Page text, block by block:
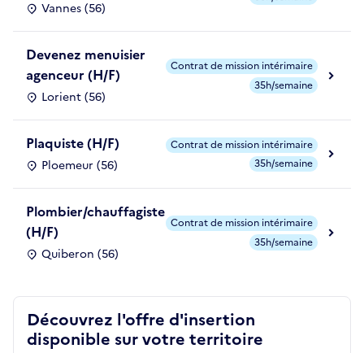
Vannes (56)
Devenez menuisier
agenceur (H/F)
Lorient (56)
Contrat de mission intérimaire
35h/semaine
Plaquiste (H/F)
Ploemeur (56)
Contrat de mission intérimaire
35h/semaine
Plombier/chauffagiste
(H/F)
Quiberon (56)
Contrat de mission intérimaire
35h/semaine
Découvrez l'offre d'insertion
disponible sur votre territoire